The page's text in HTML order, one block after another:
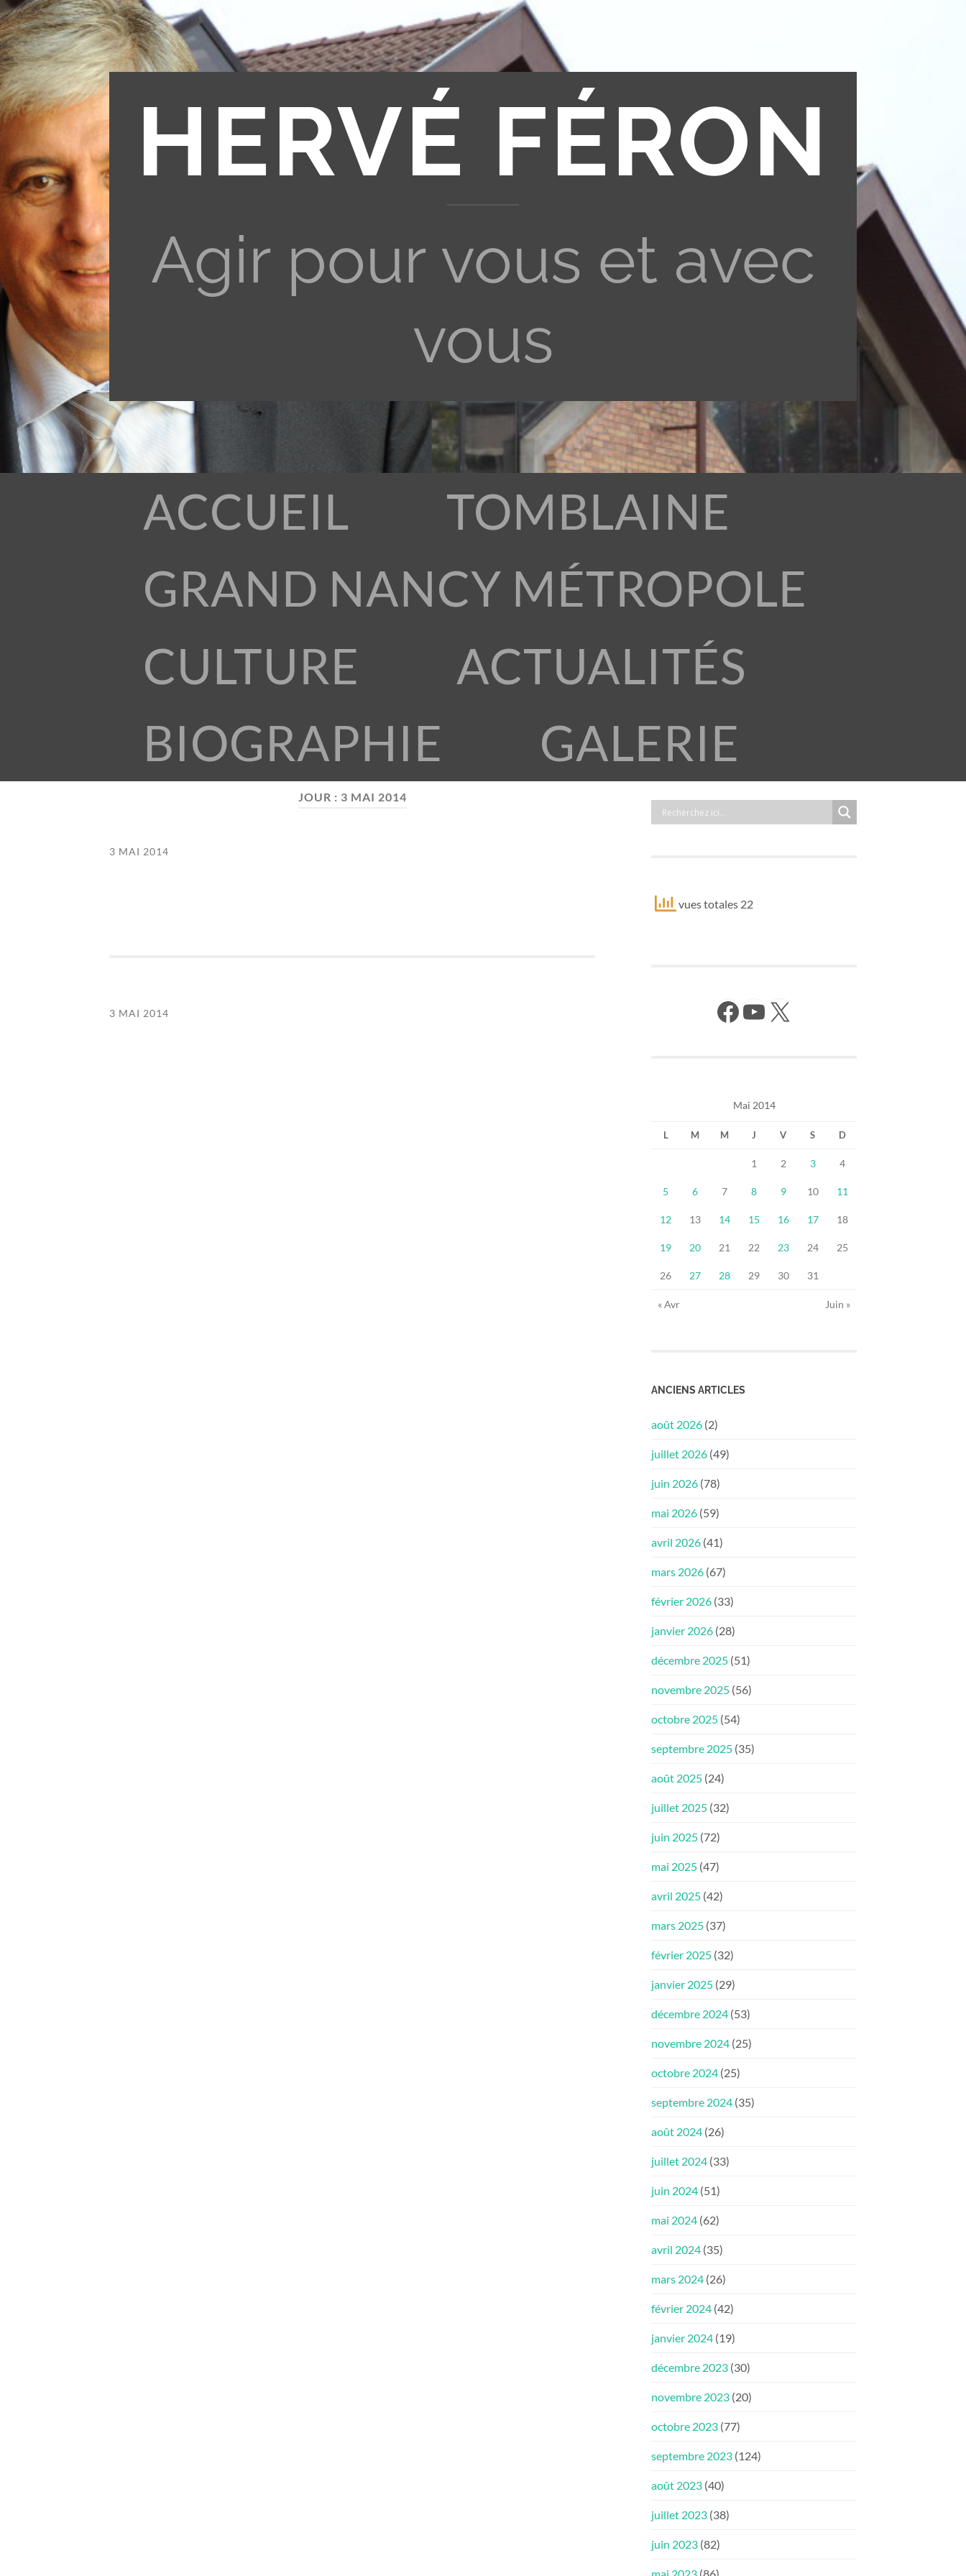
HERVÉ FÉRON
Agir pour vous et avec
vous
ACCUEIL
TOMBLAINE
GRAND NANCY MÉTROPOLE
CULTURE
ACTUALITÉS
BIOGRAPHIE
GALERIE
JOUR : 3 MAI 2014
3 MAI 2014
3 MAI 2014
vues totales 22
Facebook YouTube X
Mai 2014
L M M J V S D
1 2 3 4
5 6 7 8 9 10 11
12 13 14 15 16 17 18
19 20 21 22 23 24 25
26 27 28 29 30 31
« Avr Juin »
ANCIENS ARTICLES
août 2026 (2)
juillet 2026 (49)
juin 2026 (78)
mai 2026 (59)
avril 2026 (41)
mars 2026 (67)
février 2026 (33)
janvier 2026 (28)
décembre 2025 (51)
novembre 2025 (56)
octobre 2025 (54)
septembre 2025 (35)
août 2025 (24)
juillet 2025 (32)
juin 2025 (72)
mai 2025 (47)
avril 2025 (42)
mars 2025 (37)
février 2025 (32)
janvier 2025 (29)
décembre 2024 (53)
novembre 2024 (25)
octobre 2024 (25)
septembre 2024 (35)
août 2024 (26)
juillet 2024 (33)
juin 2024 (51)
mai 2024 (62)
avril 2024 (35)
mars 2024 (26)
février 2024 (42)
janvier 2024 (19)
décembre 2023 (30)
novembre 2023 (20)
octobre 2023 (77)
septembre 2023 (124)
août 2023 (40)
juillet 2023 (38)
juin 2023 (82)
mai 2023 (86)